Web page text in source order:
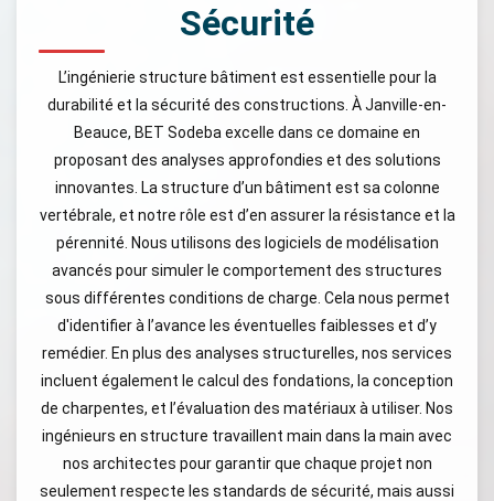
Sécurité
L’ingénierie structure bâtiment est essentielle pour la
durabilité et la sécurité des constructions. À Janville-en-
Beauce, BET Sodeba excelle dans ce domaine en
proposant des analyses approfondies et des solutions
innovantes. La structure d’un bâtiment est sa colonne
vertébrale, et notre rôle est d’en assurer la résistance et la
pérennité. Nous utilisons des logiciels de modélisation
avancés pour simuler le comportement des structures
sous différentes conditions de charge. Cela nous permet
d'identifier à l’avance les éventuelles faiblesses et d’y
remédier. En plus des analyses structurelles, nos services
incluent également le calcul des fondations, la conception
de charpentes, et l’évaluation des matériaux à utiliser. Nos
ingénieurs en structure travaillent main dans la main avec
nos architectes pour garantir que chaque projet non
seulement respecte les standards de sécurité, mais aussi